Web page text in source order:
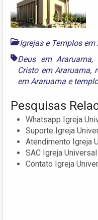
Igrejas e Templos em
Deus em Araruama,
Cristo em Araruama,
em Araruama e
Pesquisas
Whatsapp Igreja
Suporte Igreja
Atendimento Igreja
SAC Igreja
Contato Igreja